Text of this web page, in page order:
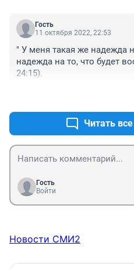
на передачи...они
жилось это время?ответ
вместе с
ни на минуту...В моей
разорвало и пуповина
месяца 3...оторванные
проходило
и халатность погубила
Гость
11 октября 2022, 22:53
" У меня такая же надежда
надежда на то, что будет
24:15).
Читать
Гость
Войти
Новости СМИ2